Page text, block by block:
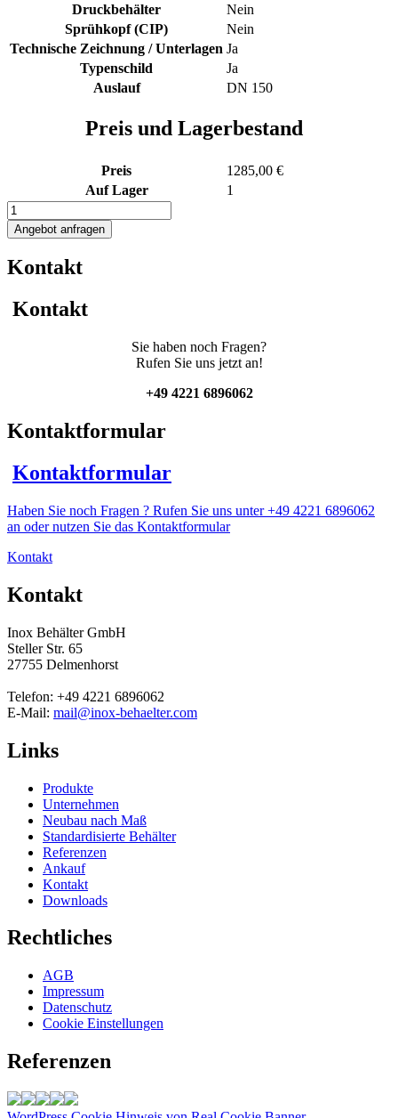
Druckbehälter
Nein
Sprühkopf (CIP)
Nein
Technische Zeichnung / Unterlagen Ja
Typenschild
Ja
Auslauf
DN 150
Preis und Lagerbestand
Preis
1285,00 €
Auf Lager
1
1000L
Edelstahl
Transportcontainer
Silo
Angebot anfragen
Kontakt
Kontakt
Sie haben noch Fragen?
Rufen Sie uns jetzt an!
+49 4221 6896062
Kontaktformular
Kontaktformular
Haben Sie noch Fragen ? Rufen Sie uns unter +49 4221 6896062
an oder nutzen Sie das Kontaktformular
Kontakt
Kontakt
Inox Behälter GmbH
Steller Str. 65
27755 Delmenhorst
Telefon: +49 4221 6896062
E-Mail: mail@inox-behaelter.com
Links
Produkte
Unternehmen
Neubau nach Maß
Standardisierte Behälter
Referenzen
Ankauf
Kontakt
Downloads
Rechtliches
AGB
Impressum
Datenschutz
Cookie Einstellungen
Referenzen